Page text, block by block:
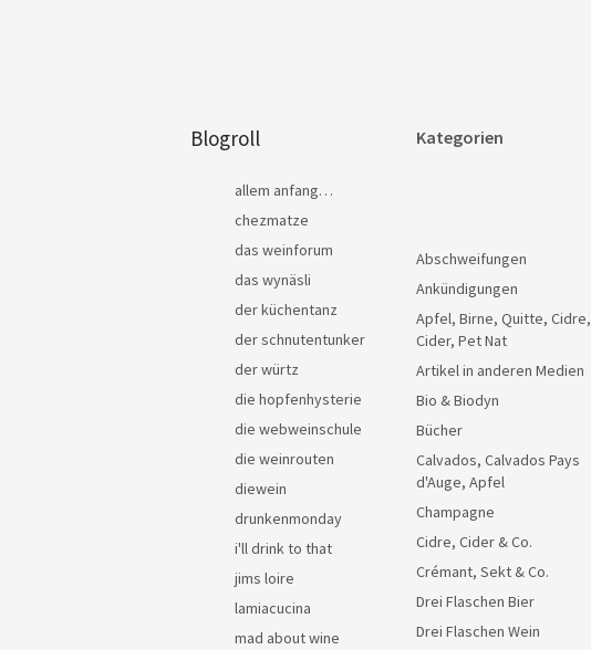
Blogroll
allem anfang…
chezmatze
das weinforum
das wynäsli
der küchentanz
der schnutentunker
der würtz
die hopfenhysterie
die webweinschule
die weinrouten
diewein
drunkenmonday
i'll drink to that
jims loire
lamiacucina
mad about wine
Kategorien
Abschweifungen
Ankündigungen
Apfel, Birne, Quitte, Cidre,
Cider, Pet Nat
Artikel in anderen Medien
Bio & Biodyn
Bücher
Calvados, Calvados Pays
d'Auge, Apfel
Champagne
Cidre, Cider & Co.
Crémant, Sekt & Co.
Drei Flaschen Bier
Drei Flaschen Wein